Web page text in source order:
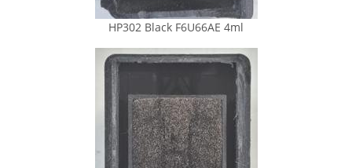
HP302 Black F6U66AE 4ml